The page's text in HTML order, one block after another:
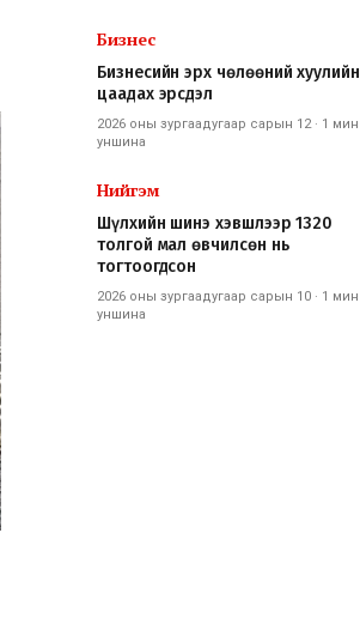
Бизнес
Бизнесийн эрх чөлөөний хуулийн
цаадах эрсдэл
2026 оны зургаадугаар сарын 12· 1 мин
уншина
Нийгэм
Шүлхийн шинэ хэвшлээр 1320
толгой мал өвчилсөн нь
тогтоогдсон
2026 оны зургаадугаар сарын 10 · 1 мин
уншина